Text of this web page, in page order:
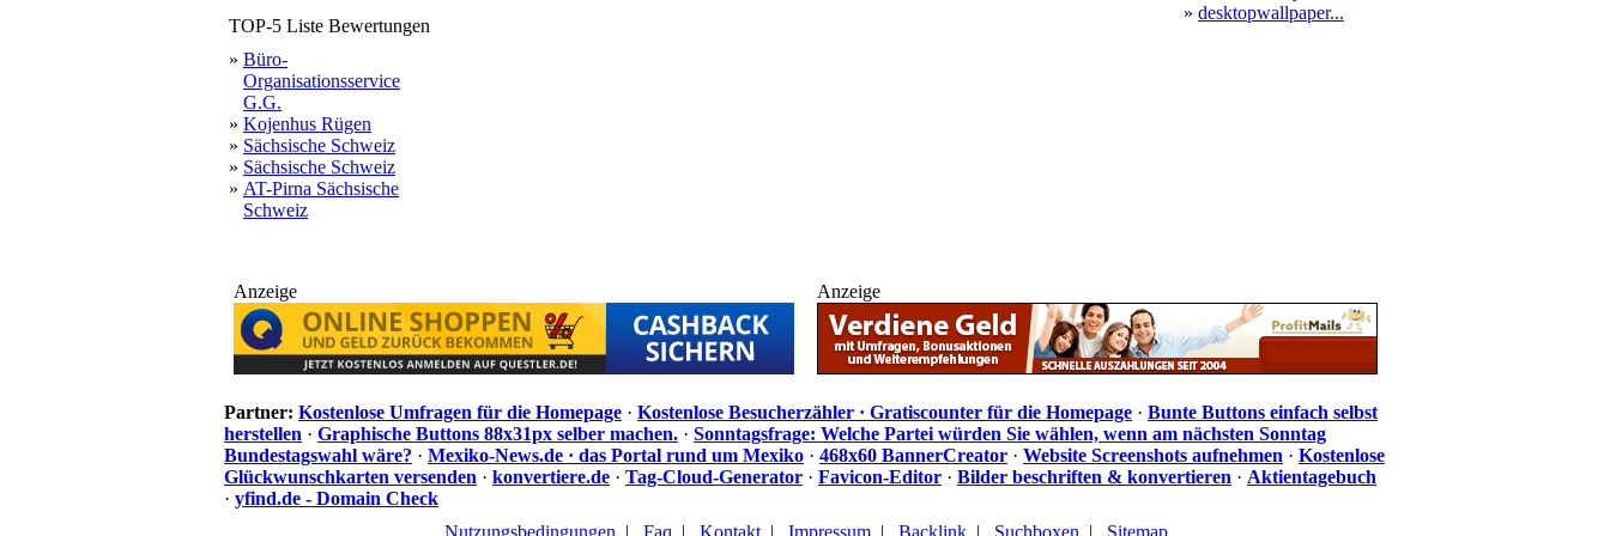
TOP-5 Liste Bewertungen
» Büro-
Organisationsservice
G.G.
» Kojenhus Rügen
» Sächsische Schweiz
» Sächsische Schweiz
» AT-Pirna Sächsische
Schweiz
» desktopwallpaper...
Anzeige Anzeige
Partner: Kostenlose Umfragen für die Homepage · Kostenlose Besucherzähler · Gratiscounter für die Homepage · Bunte Buttons einfach selbst
herstellen · Graphische Buttons 88x31px selber machen. · Sonntagsfrage: Welche Partei würden Sie wählen, wenn am nächsten Sonntag
Bundestagswahl wäre? · Mexiko-News.de · das Portal rund um Mexiko · 468x60 BannerCreator · Website Screenshots aufnehmen · Kostenlose
Glückwunschkarten versenden · konvertiere.de · Tag-Cloud-Generator · Favicon-Editor · Bilder beschriften & konvertieren · Aktientagebuch
· yfind.de - Domain Check
Nutzungsbedingungen | Faq | Kontakt| Impressum| Backlink| Suchboxen | Sitemap